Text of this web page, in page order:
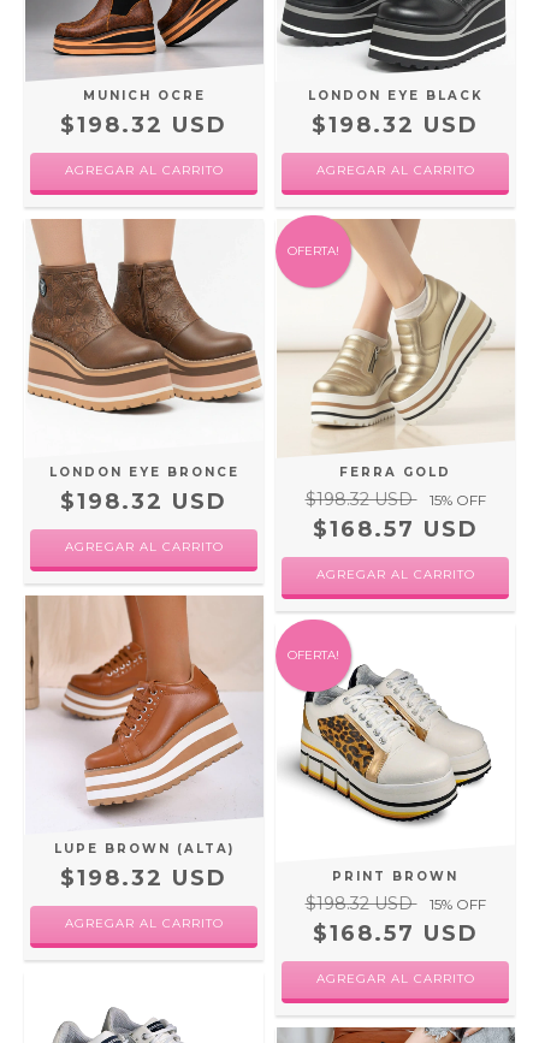
MUNICH OCRE
$198.32 USD
AGREGAR AL CARRITO
LONDON EYE BLACK
$198.32 USD
AGREGAR AL CARRITO
LONDON EYE BRONCE
$198.32 USD
AGREGAR AL CARRITO
OFERTA!
FERRA GOLD
$198.32 USD 15% OFF
$168.57 USD
AGREGAR AL CARRITO
LUPE BROWN (ALTA)
$198.32 USD
AGREGAR AL CARRITO
OFERTA!
PRINT BROWN
$198.32 USD 15% OFF
$168.57 USD
AGREGAR AL CARRITO